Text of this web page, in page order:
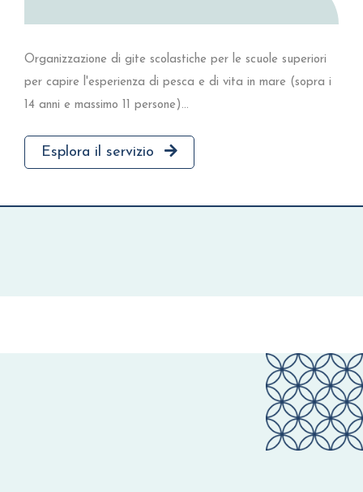
Organizzazione di gite scolastiche per le scuole superiori
per capire l'esperienza di pesca e di vita in mare (sopra i
14 anni e massimo 11 persone)...
Esplora il servizio